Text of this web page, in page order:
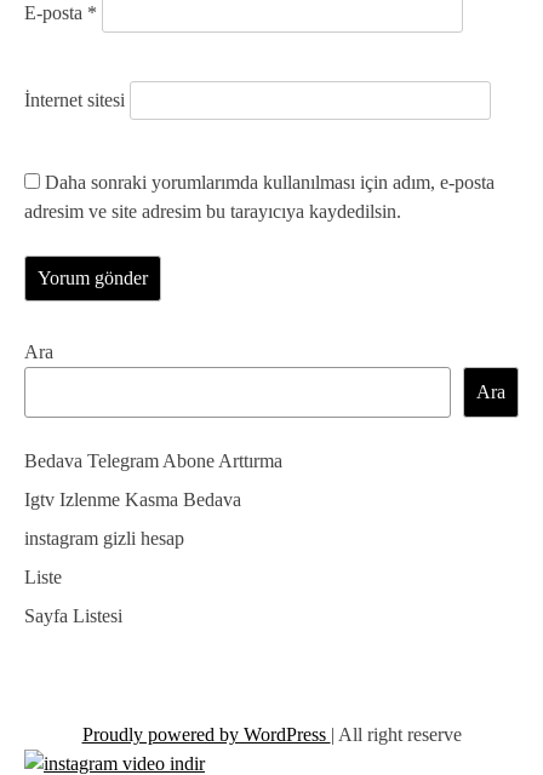
E-posta *
İnternet sitesi
Daha sonraki yorumlarımda kullanılması için adım, e-posta
adresim ve site adresim bu tarayıcıya kaydedilsin.
Ara
Ara
Bedava Telegram Abone Arttırma
Igtv Izlenme Kasma Bedava
instagram gizli hesap
Liste
Sayfa Listesi
Proudly powered by WordPress | All right reserve